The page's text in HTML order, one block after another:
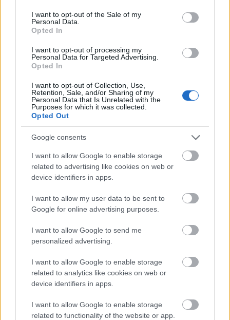
consent section.
I want to opt-out of the Sale of my
Personal Data.
Opted In
I want to opt-out of processing my
Personal Data for Targeted Advertising.
Opted In
I want to opt-out of Collection, Use,
Retention, Sale, and/or Sharing of my
Personal Data that Is Unrelated with the
Purposes for which it was collected.
Opted Out
Google consents
I want to allow Google to enable storage
related to advertising like cookies on web or
device identifiers in apps.
I want to allow my user data to be sent to
Google for online advertising purposes.
I want to allow Google to send me
personalized advertising.
I want to allow Google to enable storage
related to analytics like cookies on web or
device identifiers in apps.
I want to allow Google to enable storage
related to functionality of the website or app.
2022. május 21.
lemeze, a THE LIGHT THE DEAD SEE! Dave és a
Soulsavers a 2009-es Tour Of The Universe során
volt a Depeche Mode előzenekara jónéhány európai
turnéállomáson. Ennek az együttműködésenek a
gyümölcse…
2021. május 21.